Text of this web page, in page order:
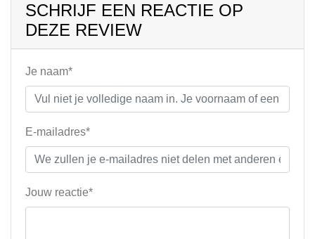
SCHRIJF EEN REACTIE OP
DEZE REVIEW
Je naam*
E-mailadres*
Jouw reactie*